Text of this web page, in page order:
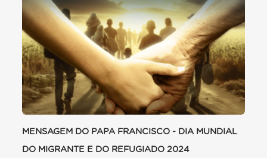
MENSAGEM DO PAPA FRANCISCO - DIA MUNDIAL
DO MIGRANTE E DO REFUGIADO 2024